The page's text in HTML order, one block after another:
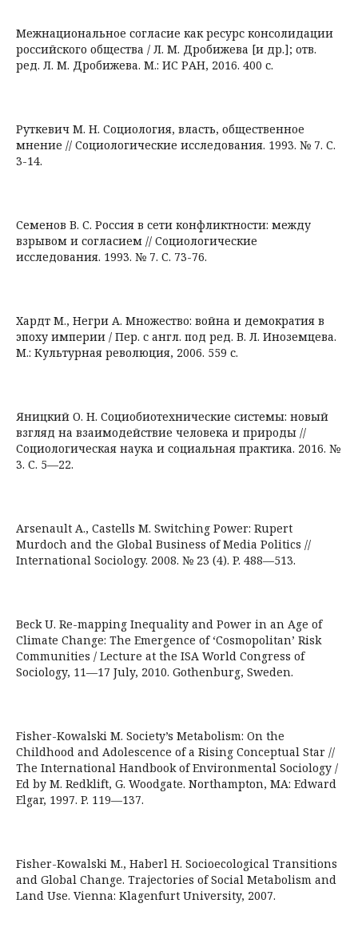
Межнациональное согласие как ресурс консолидации
российского общества / Л. М. Дробижева [и др.]; отв.
ред. Л. М. Дробижева. М.: ИС РАН, 2016. 400 с.
Руткевич М. Н. Социология, власть, общественное
мнение // Социологические исследования. 1993. № 7. С.
3-14.
Семенов В. С. Россия в сети конфликтности: между
взрывом и согласием // Социологические
исследования. 1993. № 7. С. 73-76.
Хардт М., Негри А. Множество: война и демократия в
эпоху империи / Пер. с англ. под ред. В. Л. Иноземцева.
М.: Культурная революция, 2006. 559 с.
Яницкий О. Н. Социобиотехнические системы: новый
взгляд на взаимодействие человека и природы //
Социологическая наука и социальная практика. 2016. №
3. С. 5—22.
Arsenault A., Castells M. Switching Power: Rupert
Murdoch and the Global Business of Media Politics //
International Sociology. 2008. № 23 (4). P. 488—513.
Beck U. Re-mapping Inequality and Power in an Age of
Climate Change: The Emergence of ‘Cosmopolitan’ Risk
Communities / Lecture at the ISA World Congress of
Sociology, 11—17 July, 2010. Gothenburg, Sweden.
Fisher-Kowalski M. Society’s Metabolism: On the
Childhood and Adolescence of a Rising Conceptual Star //
The International Handbook of Environmental Sociology /
Ed by M. Redklift, G. Woodgate. Northampton, MA: Edward
Elgar, 1997. P. 119—137.
Fisher-Kowalski M., Haberl H. Socioecological Transitions
and Global Change. Trajectories of Social Metabolism and
Land Use. Vienna: Klagenfurt University, 2007.